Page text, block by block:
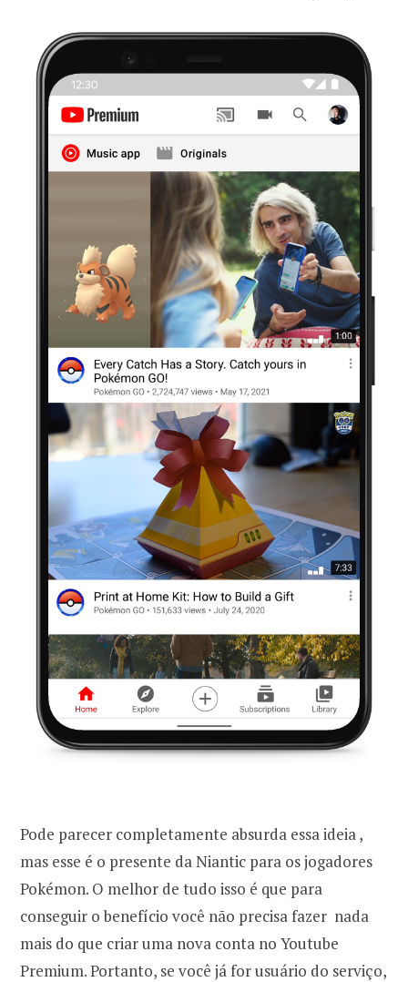
Pode parecer completamente absurda essa ideia ,
mas esse é o presente da Niantic para os jogadores
Pokémon. O melhor de tudo isso é que para
conseguir o benefício você não precisa fazer nada
mais do que criar uma nova conta no Youtube
Premium. Portanto, se você já for usuário do serviço,